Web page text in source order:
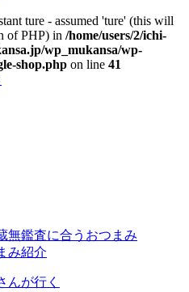
ture - assumed 'ture' (this will
of PHP) in /home/users/2/ichi-
wp_mukansa/wp-
shop.php on line 41
無鑑査に合うおつまみ
み紹介
が行く